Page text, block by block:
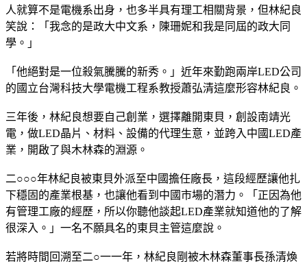
人就算不是電機系出身，也多半具有理工相關背景，但林紀良
笑說：「我念的是政大中文系，陳珊妮和我是同屆的政大同
學。」
「他絕對是一位殺氣騰騰的新秀。」近年來勤跑兩岸LED公司
的國立台灣科技大學電機工程系教授蕭弘清這麼形容林紀良。
三年後，林紀良想要自己創業，選擇離開東貝，創設南靖光
電，做LED晶片、材料、設備的代理生意，並跨入中國LED產
業，開啟了與木林森的淵源。
二○○○年林紀良被東貝外派至中國擔任廠長，這段經歷讓他扎
下穩固的產業根基，也讓他看到中國市場的潛力。「正因為他
有管理工廠的經歷，所以你聽他談起LED產業就知道他的了解
很深入。」一名不願具名的東貝主管這麼說。
若將時間回溯至二○一一年，林紀良剛被木林森董事長孫清煥